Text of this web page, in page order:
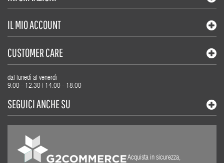
IL MIO ACCOUNT
CUSTOMER CARE
dal lunedì al venerdì
9.00 - 12.30 | 14.00 - 18.00
SEGUICI ANCHE SU
Acquista in sicurezza,